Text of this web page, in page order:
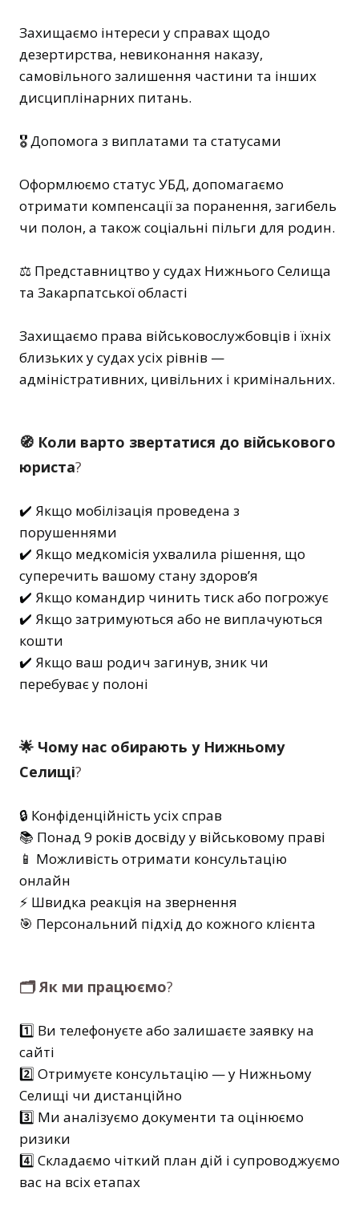
Захищаємо інтереси у справах щодо
дезертирства, невиконання наказу,
самовільного залишення частини та інших
дисциплінарних питань.
🎖️ Допомога з виплатами та статусами
Оформлюємо статус УБД, допомагаємо
отримати компенсації за поранення, загибель
чи полон, а також соціальні пільги для родин.
⚖️ Представництво у судах Нижнього Селища
та Закарпатської області
Захищаємо права військовослужбовців і їхніх
близьких у судах усіх рівнів —
адміністративних, цивільних і кримінальних.
🧭 Коли варто звертатися до військового
юриста?
✔️ Якщо мобілізація проведена з
порушеннями
✔️ Якщо медкомісія ухвалила рішення, що
суперечить вашому стану здоров’я
✔️ Якщо командир чинить тиск або погрожує
✔️ Якщо затримуються або не виплачуються
кошти
✔️ Якщо ваш родич загинув, зник чи
перебуває у полоні
🌟 Чому нас обирають у Нижньому
Селищі?
🔒 Конфіденційність усіх справ
📚 Понад 9 років досвіду у військовому праві
📱 Можливість отримати консультацію
онлайн
⚡ Швидка реакція на звернення
🎯 Персональний підхід до кожного клієнта
🗂️ Як ми працюємо?
1️⃣ Ви телефонуєте або залишаєте заявку на
сайті
2️⃣ Отримуєте консультацію — у Нижньому
Селищі чи дистанційно
3️⃣ Ми аналізуємо документи та оцінюємо
ризики
4️⃣ Складаємо чіткий план дій і супроводжуємо
вас на всіх етапах